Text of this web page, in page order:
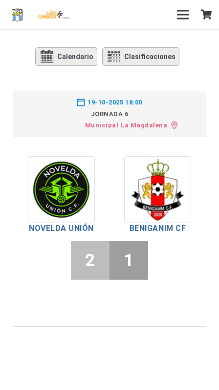
Calendario Clasificaciones
19-10-2025 18:00
JORNADA 6
Municipal La Magdalena
NOVELDA UNIÓN BENIGANIM CF
2 1